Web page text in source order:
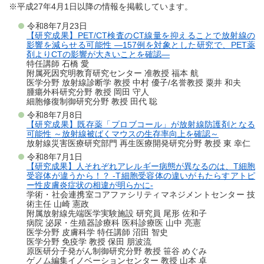
※平成27年4月1日以降の情報を掲載しています。
令和8年7月23日
【研究成果】PET/CT検査のCT線量を抑えることで放射線の
影響を減らせる可能性 ―157例を対象とした研究で、PET薬
剤よりCTの影響が大きいことを確認―
特任講師 石橋 愛
附属死因究明教育研究センター 准教授 福本 航
医学分野 放射線診断学 教授 中村 優子/名誉教授 粟井 和夫
腫瘍外科研究分野 教授 岡田 守人
細胞修復制御研究分野 教授 田代 聡
令和8年7月8日
【研究成果】既存薬「プロブコール」が放射線防護剤となる
可能性 ～放射線被ばくマウスの生存率向上を確認～
放射線災害医療研究部門 再生医療開発研究分野 教授 東 幸仁
令和8年7月1日
【研究成果】人それぞれアレルギー病態が異なるのは、T細胞
受容体が違うから！？ -T細胞受容体の違いがもたらすアトピ
ー性皮膚炎症状の相違が明らかに-
学術・社会連携室コアファシリティマネジメントセンター 技
術主任 山崎 憲政
附属放射線先端医学実験施設 研究員 尾形 佐和子
病院 泌尿・生殖器診療科 医科診療医 山中 亮憲
医学分野 皮膚科学 特任講師 沼田 智史
医学分野 免疫学 教授 保田 朋波流
原医研分子発がん制御研究分野 教授 笹谷 めぐみ
ゲノム編集イノベーションセンター 教授 山本 卓